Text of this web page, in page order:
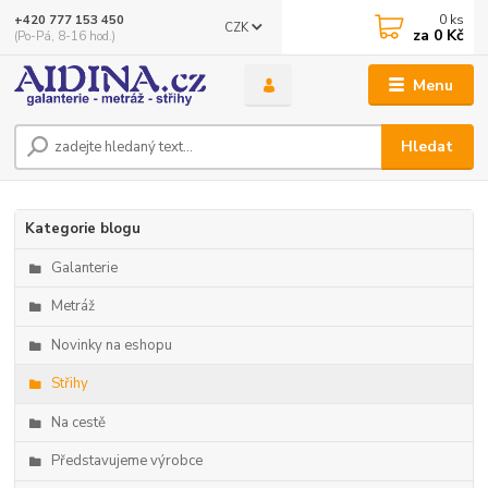
Menu
CZK
Hledat
+420 777 153 450
(Po-Pá, 8-16 hod.)
0 ks
za 0 Kč
Kategorie blogu
Galanterie
Metráž
Novinky na eshopu
Střihy
Na cestě
Představujeme výrobce